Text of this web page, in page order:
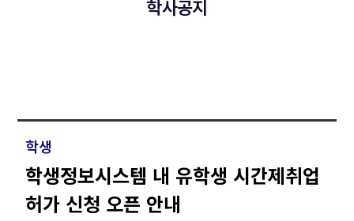
학사공지
학생
학생정보시스템 내 유학생 시간제취업
허가 신청 오픈 안내